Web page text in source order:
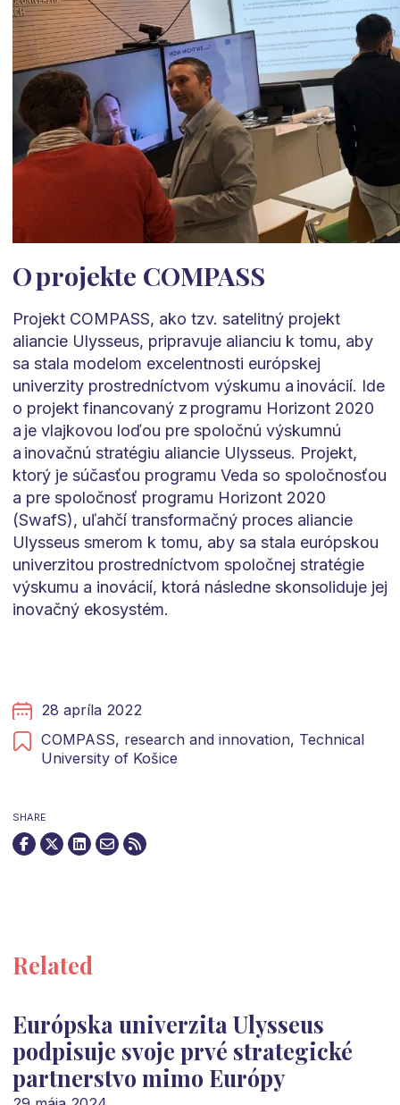
O projekte COMPASS
Projekt COMPASS, ako tzv. satelitný projekt
aliancie Ulysseus, pripravuje alianciu k tomu, aby
sa stala modelom excelentnosti európskej
univerzity prostredníctvom výskumu a inovácií. Ide
o projekt financovaný z programu Horizont 2020
a je vlajkovou loďou pre spoločnú výskumnú
a inovačnú stratégiu aliancie Ulysseus. Projekt,
ktorý je súčasťou programu Veda so spoločnosťou
a pre spoločnosť programu Horizont 2020
(SwafS), uľahčí transformačný proces aliancie
Ulysseus smerom k tomu, aby sa stala európskou
univerzitou prostredníctvom spoločnej stratégie
výskumu a inovácií, ktorá následne skonsoliduje jej
inovačný ekosystém.
28 apríla 2022
COMPASS, research and innovation, Technical
University of Košice
SHARE
Related
Európska univerzita Ulysseus
podpisuje svoje prvé strategické
partnerstvo mimo Európy